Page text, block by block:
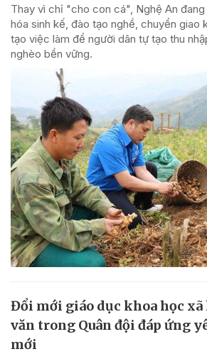
Thay vì chỉ "cho con cá", Nghệ An
hóa sinh kế, đào tạo nghề, chuyển giao
tạo việc làm để người dân tự tạo thu
nghèo bền vững.
Đổi mới giáo dục khoa học xã
văn trong Quân đội đáp ứng
mới